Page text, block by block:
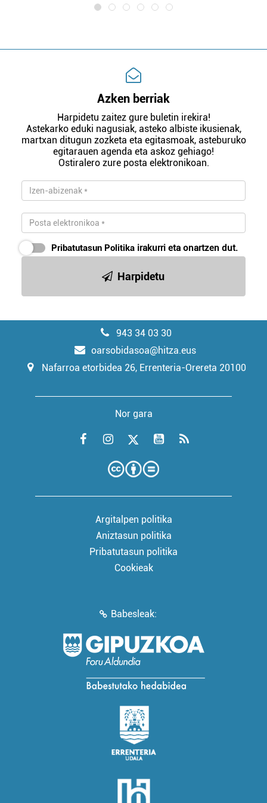
Azken berriak
Harpidetu zaitez gure buletin irekira!
Astekarko eduki nagusiak, asteko albiste ikusienak,
martxan ditugun zozketa eta egitasmoak, asteburuko
egitarauen agenda eta askoz gehiago!
Ostiralero zure posta elektronikoan.
Pribatutasun Politika irakurri eta onartzen dut.
Harpidetu
943 34 03 30
oarsobidasoa@hitza.eus
Nafarroa etorbidea 26, Errenteria-Orereta 20100
Nor gara
Argitalpen politika
Aniztasun politika
Pribatutasun politika
Cookieak
Babesleak: